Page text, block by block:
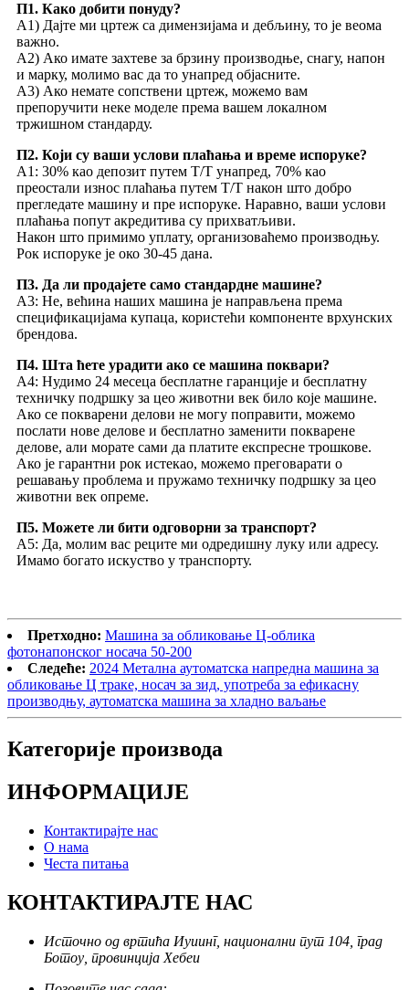
П1. Како добити понуду?
А1) Дајте ми цртеж са димензијама и дебљину, то је веома
важно.
A2) Ако имате захтеве за брзину производње, снагу, напон
и марку, молимо вас да то унапред објасните.
А3) Ако немате сопствени цртеж, можемо вам
препоручити неке моделе према вашем локалном
тржишном стандарду.
П2. Који су ваши услови плаћања и време испоруке?
A1: 30% као депозит путем Т/Т унапред, 70% као
преостали износ плаћања путем Т/Т након што добро
прегледате машину и пре испоруке. Наравно, ваши услови
плаћања попут акредитива су прихватљиви.
Након што примимо уплату, организоваћемо производњу.
Рок испоруке је око 30-45 дана.
П3. Да ли продајете само стандардне машине?
A3: Не, већина наших машина је направљена према
спецификацијама купаца, користећи компоненте врхунских
брендова.
П4. Шта ћете урадити ако се машина поквари?
A4: Нудимо 24 месеца бесплатне гаранције и бесплатну
техничку подршку за цео животни век било које машине.
Ако се покварени делови не могу поправити, можемо
послати нове делове и бесплатно заменити покварене
делове, али морате сами да платите експресне трошкове.
Ако је гарантни рок истекао, можемо преговарати о
решавању проблема и пружамо техничку подршку за цео
животни век опреме.
П5. Можете ли бити одговорни за транспорт?
А5: Да, молим вас реците ми одредишну луку или адресу.
Имамо богато искуство у транспорту.
Претходно: Машина за обликовање Ц-облика
фотонапонског носача 50-200
Следеће: 2024 Метална аутоматска напредна машина за
обликовање Ц траке, носач за зид, употреба за ефикасну
производњу, аутоматска машина за хладно ваљање
Категорије производа
ИНФОРМАЦИЈЕ
Контактирајте нас
О нама
Честа питања
КОНТАКТИРАЈТЕ НАС
Источно од вртића Иуиинг, национални пут 104, град
Ботоу, провинција Хебеи